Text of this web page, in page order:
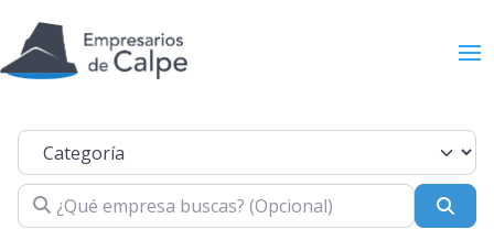
Categoría
¿Qué empresa buscas? (Opcional)